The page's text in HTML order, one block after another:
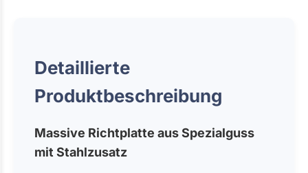
Detaillierte
Produktbeschreibung
Massive Richtplatte aus Spezialguss
mit Stahlzusatz